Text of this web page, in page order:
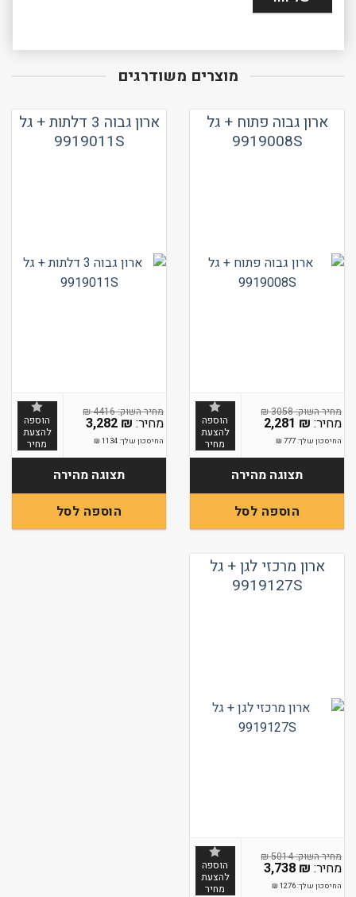
מוצרים משודרגים
ארון גבוה פתוח + גל
9919008S
3058
₪
2,281 ₪
החיסכון שלך:777
₪
הוספה
להצעת
מחיר
תצוגה מהירה
הוספה לסל
ארון גבוה 3 דלתות + גל
9919011S
4416
₪
3,282 ₪
החיסכון שלך:1134
₪
הוספה
להצעת
מחיר
תצוגה מהירה
הוספה לסל
ארון מרכזי לגן + גל
9919127S
5014
₪
3,738 ₪
החיסכון שלך:1276
₪
הוספה
להצעת
מחיר